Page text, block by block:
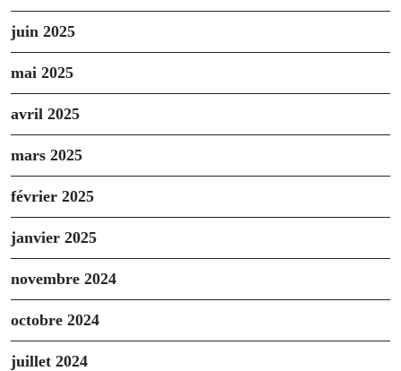
juin 2025
mai 2025
avril 2025
mars 2025
février 2025
janvier 2025
novembre 2024
octobre 2024
juillet 2024